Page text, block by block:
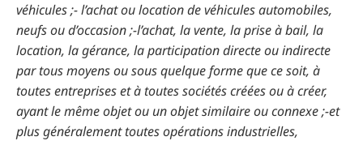
véhicules ;- l’achat ou location de véhicules automobiles,
neufs ou d’occasion ;-l’achat, la vente, la prise à bail, la
location, la gérance, la participation directe ou indirecte
par tous moyens ou sous quelque forme que ce soit, à
toutes entreprises et à toutes sociétés créées ou à créer,
ayant le même objet ou un objet similaire ou connexe ;-et
plus généralement toutes opérations industrielles,